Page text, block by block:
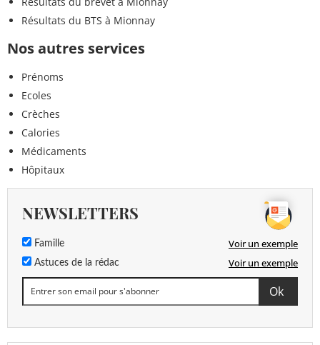
Résultats du BTS à Mionnay
Nos autres services
Prénoms
Ecoles
Crèches
Calories
Médicaments
Hôpitaux
NEWSLETTERS
Famille Voir un exemple
Astuces de la rédac Voir un exemple